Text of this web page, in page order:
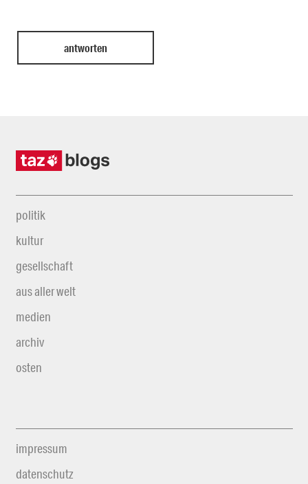
politik
kultur
gesellschaft
aus aller welt
medien
archiv
osten
impressum
datenschutz